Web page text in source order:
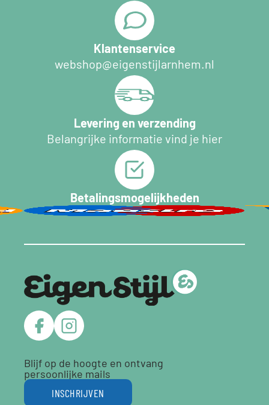
Klantenservice
webshop@eigenstijlarnhem.nl
Levering en verzending
Belangrijke informatie vind je hier
Betalingsmogelijkheden
Blijf op de hoogte en ontvang
persoonlijke mails
INSCHRIJVEN